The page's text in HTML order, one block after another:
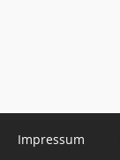
Impressum